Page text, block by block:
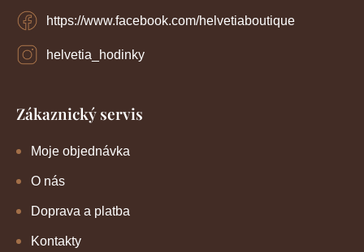
https://www.facebook.com/helvetiaboutique
helvetia_hodinky
Zákaznický servis
Moje objednávka
O nás
Doprava a platba
Kontakty